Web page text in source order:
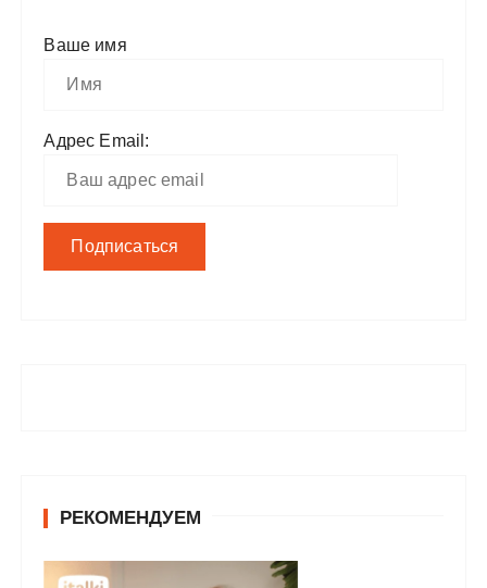
Ваше имя
Адрес Email:
РЕКОМЕНДУЕМ